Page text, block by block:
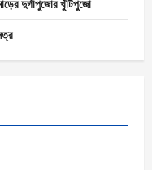
দুর্গাপুজোর খুঁটিপুজো